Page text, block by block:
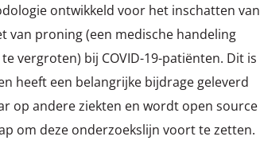
ontwikkeld voor het inschatten van
van proning (een medische handeling
vergroten) bij COVID-19-patiënten. Dit is
heeft een belangrijke bijdrage geleverd
op andere ziekten en wordt open source
om deze onderzoekslijn voort te zetten.